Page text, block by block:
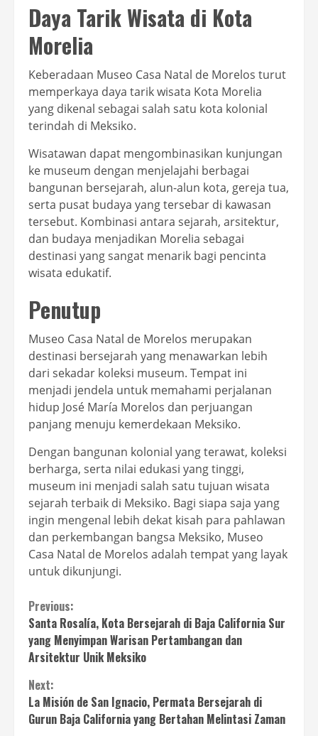
Daya Tarik Wisata di Kota
Morelia
Keberadaan Museo Casa Natal de Morelos turut
memperkaya daya tarik wisata Kota Morelia
yang dikenal sebagai salah satu kota kolonial
terindah di Meksiko.
Wisatawan dapat mengombinasikan kunjungan
ke museum dengan menjelajahi berbagai
bangunan bersejarah, alun-alun kota, gereja tua,
serta pusat budaya yang tersebar di kawasan
tersebut. Kombinasi antara sejarah, arsitektur,
dan budaya menjadikan Morelia sebagai
destinasi yang sangat menarik bagi pencinta
wisata edukatif.
Penutup
Museo Casa Natal de Morelos merupakan
destinasi bersejarah yang menawarkan lebih
dari sekadar koleksi museum. Tempat ini
menjadi jendela untuk memahami perjalanan
hidup José María Morelos dan perjuangan
panjang menuju kemerdekaan Meksiko.
Dengan bangunan kolonial yang terawat, koleksi
berharga, serta nilai edukasi yang tinggi,
museum ini menjadi salah satu tujuan wisata
sejarah terbaik di Meksiko. Bagi siapa saja yang
ingin mengenal lebih dekat kisah para pahlawan
dan perkembangan bangsa Meksiko, Museo
Casa Natal de Morelos adalah tempat yang layak
untuk dikunjungi.
Continue
Reading
Previous:
Santa Rosalía, Kota Bersejarah di Baja California Sur
yang Menyimpan Warisan Pertambangan dan
Arsitektur Unik Meksiko
Next:
La Misión de San Ignacio, Permata Bersejarah di
Gurun Baja California yang Bertahan Melintasi Zaman